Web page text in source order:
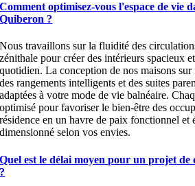
Comment optimisez-vous l'espace de vie
Quiberon ?
Nous travaillons sur la fluidité des
zénithale pour créer des intérieurs spacieux
quotidien. La conception de nos maisons sur
des rangements intelligents et des suites
adaptées à votre mode de vie balnéaire.
optimisé pour favoriser le bien-être des
résidence en un havre de paix fonctionnel et
dimensionné selon vos envies.
Quel est le délai moyen pour un projet
?